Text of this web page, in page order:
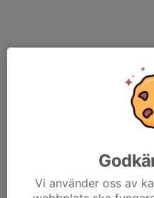
Vi använder oss av